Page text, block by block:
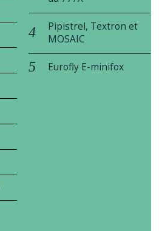
Pipistrel, Textron et
MOSAIC
Eurofly E-minifox